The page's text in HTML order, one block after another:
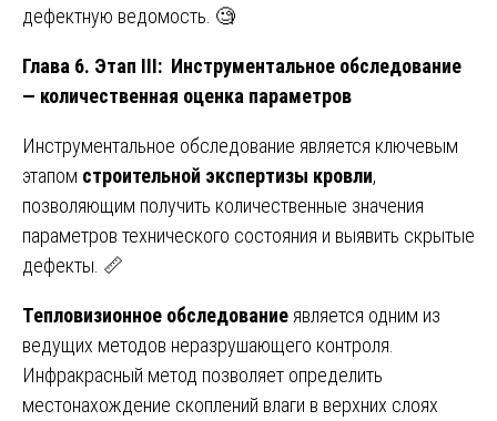
дефектную ведомость. 🧐
Глава 6. Этап III: Инструментальное обследование
— количественная оценка параметров
Инструментальное обследование является ключевым
этапом строительной экспертизы кровли,
позволяющим получить количественные значения
параметров технического состояния и выявить скрытые
дефекты. 📏
Тепловизионное обследование является одним из
ведущих методов неразрушающего контроля.
Инфракрасный метод позволяет определить
местонахождение скоплений влаги в верхних слоях